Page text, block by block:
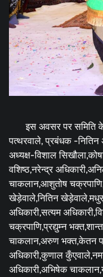
इस अवसर पर समिति के
पत्थरवाले, प्रबंधक -नितिन
अध्यक्ष-विशाल
वशिष्ठ,नरेन्द्र
चाकलान,आशुतोष
खेड़ेवाले,नितिन
अधिकारी,सत्यम
चक्रपाणि,प्रद्युम्न
चाकलान,अरुण भक्त,केतन
अधिकारी,कुणाल
अधिकारी,अभिषेक